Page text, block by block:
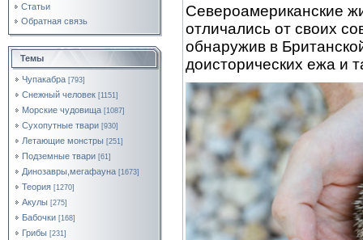
Статьи
Обратная связь
Темы
Чупакабра [793]
Снежный человек [1151]
Морские чудовища [1087]
Сухопутные твари [930]
Летающие монстры [251]
Подземные твари [61]
Динозавры,мегафауна [1673]
Теория [1270]
Акулы [275]
Бабочки [168]
Грибы [231]
Североамериканские
отличались от своих
обнаружив в
доисторических ежа и